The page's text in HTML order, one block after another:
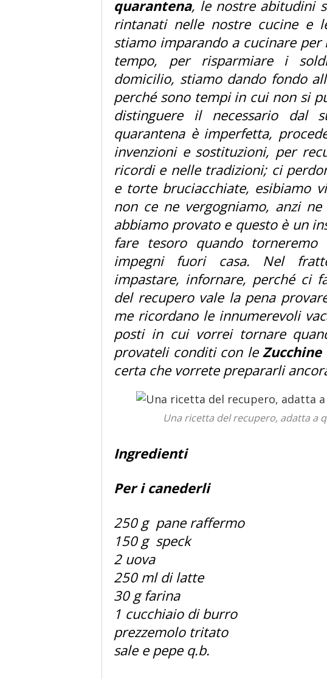
quarantena, le nostre abitudini
rintanati nelle nostre cucine e
stiamo imparando a cucinare
tempo, per risparmiare i
domicilio, stiamo dando fondo
perché sono tempi in cui non si
distinguere il necessario dal
quarantena è imperfetta,
invenzioni e sostituzioni, per
ricordi e nelle tradizioni; ci
e torte bruciacchiate, esibiamo
non ce ne vergogniamo, anzi
abbiamo provato e questo è un
fare tesoro quando
impegni fuori casa. Nel
impastare, infornare, perché ci
del recupero vale la pena
me ricordano le innumerevoli
posti in cui vorrei tornare
provateli conditi con le
certa che vorrete prepararli
Una ricetta del recupero, adatta a
Ingredienti
Per i canederli
250 g pane raffermo
150 g speck
2 uova
250 ml di latte
30 g farina
1 cucchiaio di burro
prezzemolo tritato
sale e pepe q.b.